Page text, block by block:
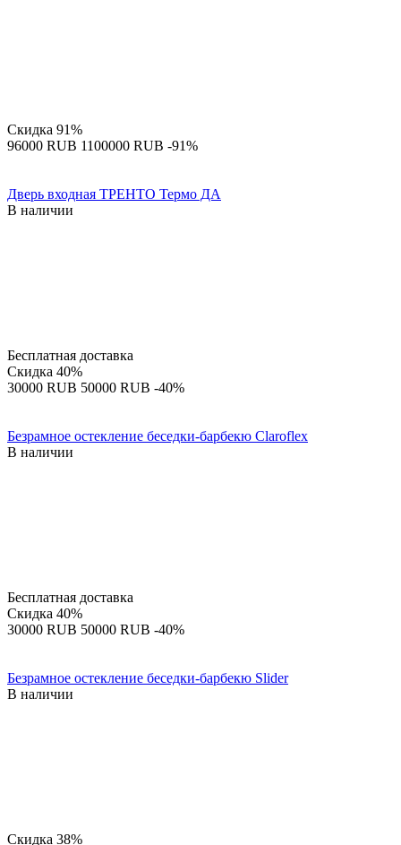
Скидка 91%
‍96000‍ RUB ‍1100000‍ RUB -91%
Дверь входная ТРЕНТО Термо ДА
В наличии
Бесплатная доставка
Скидка 40%
‍30000‍ RUB ‍50000‍ RUB -40%
Безрамное остекление беседки-барбекю Claroflex
В наличии
Бесплатная доставка
Скидка 40%
‍30000‍ RUB ‍50000‍ RUB -40%
Безрамное остекление беседки-барбекю Slider
В наличии
Скидка 38%